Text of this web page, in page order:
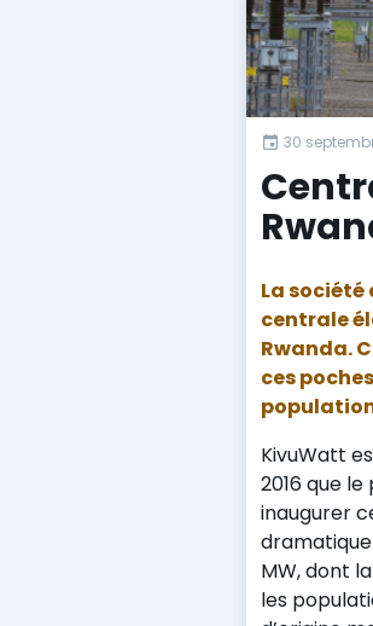
30
La société
centrale
Rwanda.
ces
KivuWatt
2016 que
inaugurer
MW, dont
les